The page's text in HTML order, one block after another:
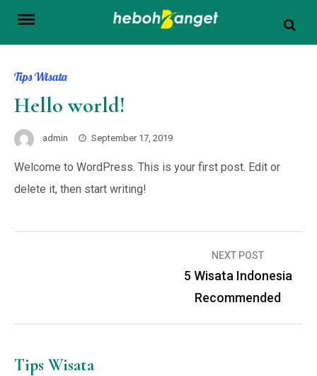
Tips Wisata
Hello world!
admin September 17, 2019
Welcome to WordPress. This is your first post. Edit or
delete it, then start writing!
NEXT POST
5 Wisata Indonesia
Recommended
Tips Wisata